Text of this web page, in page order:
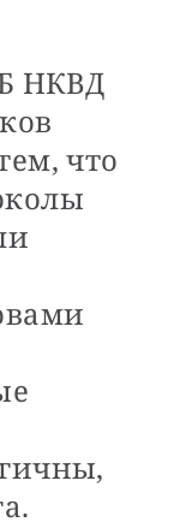
НКВД
что